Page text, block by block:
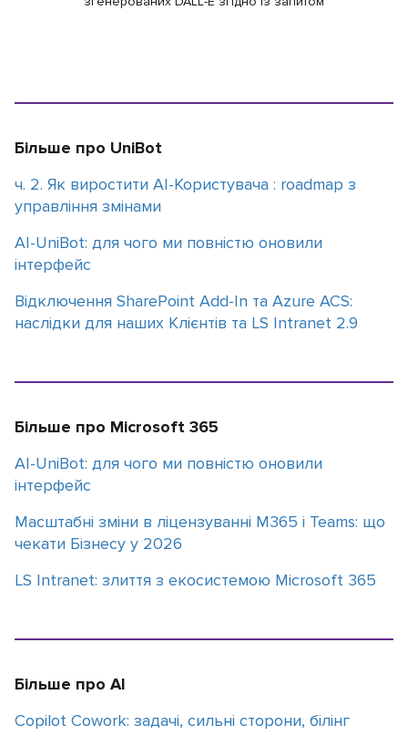
Більше про UniBot
ч. 2. Як виростити AI-Користувача : roadmap з
управління змінами
АІ-UniBot: для чого ми повністю оновили
інтерфейс
Відключення SharePoint Add-In та Azure ACS:
наслідки для наших Клієнтів та LS Intranet 2.9
Більше про Microsoft 365
АІ-UniBot: для чого ми повністю оновили
інтерфейс
Масштабні зміни в ліцензуванні M365 і Teams: що
чекати Бізнесу у 2026
LS Intranet: злиття з екосистемою Microsoft 365
Більше про AI
Copilot Cowork: задачі, сильні сторони, білінг